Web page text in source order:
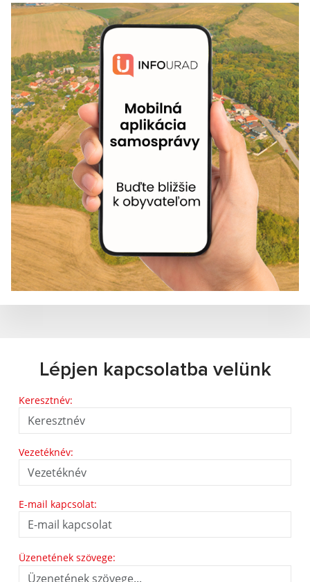
Lépjen kapcsolatba velünk
Keresztnév:
Vezetéknév:
E-mail kapcsolat:
Üzenetének szövege: